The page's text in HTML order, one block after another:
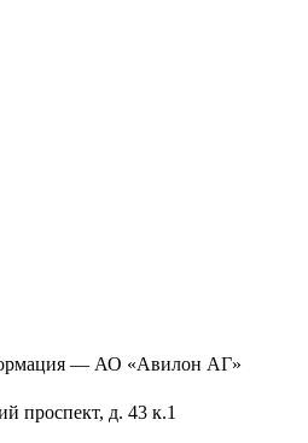
— АО «Авилон АГ»
проспект, д. 43 к.1